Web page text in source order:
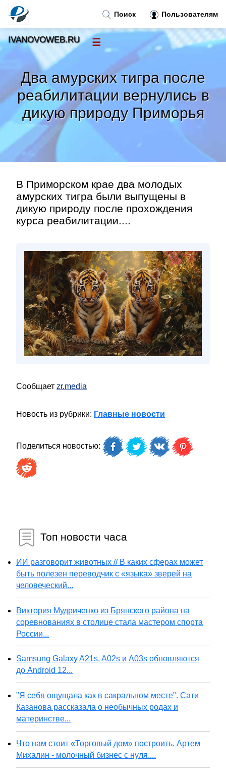
Два амурских тигра после
реабилитации вернулись в
дикую природу Приморья
В Приморском крае два молодых
амурских тигра были выпущены в
дикую природу после прохождения
курса реабилитации....
Сообщает zr.media
Новость из рубрики: Главные новости
Поделиться новостью:
Топ новости часа
ИИ разговорит животных // В каких сферах может
быть полезен переводчик с «языка» зверей на
человеческий...
Виктория Мудриченко из Брянского района на
соревнованиях в столице стала мастером спорта
России...
Samsung Galaxy A21s, A02s и A03s обновляются
до Android 12...
"Я себя ощущала как в сакральном месте". Сати
Казанова рассказала о необычных родах и
материнстве...
Что нам стоит «Торговый дом» построить. Артем
Михалин - молочный бизнес с нуля....
Поиск Пользователям
IVANOVOWEB.RU ☰
Новости
Тренды новостей»
Рубрики»
Правила »